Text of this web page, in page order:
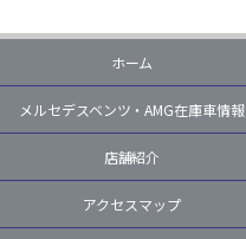
ホーム
メルセデスベンツ・AMG在庫車情報
店舗紹介
アクセスマップ